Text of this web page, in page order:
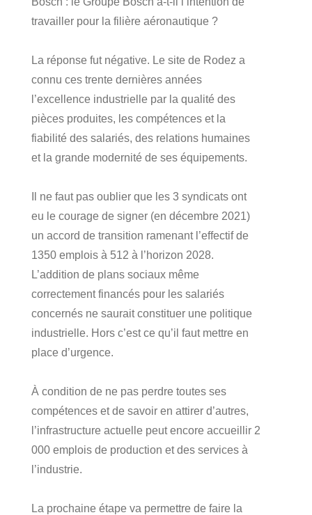
travailler pour la filière aéronautique ?
La réponse fut négative. Le site de Rodez a
connu ces trente dernières années
l’excellence industrielle par la qualité des
pièces produites, les compétences et la
fiabilité des salariés, des relations humaines
et la grande modernité de ses équipements.
Il ne faut pas oublier que les 3 syndicats ont
eu le courage de signer (en décembre 2021)
un accord de transition ramenant l’effectif de
1350 emplois à 512 à l’horizon 2028.
L’addition de plans sociaux même
correctement financés pour les salariés
concernés ne saurait constituer une politique
industrielle. Hors c’est ce qu’il faut mettre en
place d’urgence.
À condition de ne pas perdre toutes ses
compétences et de savoir en attirer d’autres,
l’infrastructure actuelle peut encore accueillir 2
000 emplois de production et des services à
l’industrie.
La prochaine étape va permettre de faire la